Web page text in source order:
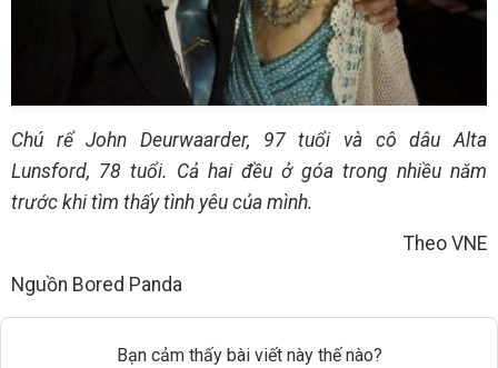
Chú rể John Deurwaarder, 97 tuổi và cô dâu Alta
Lunsford, 78 tuổi. Cả hai đều ở góa trong nhiều năm
trước khi tìm thấy tình yêu của mình.
Theo VNE
Nguồn Bored Panda
Bạn cảm thấy bài viết này thế nào?